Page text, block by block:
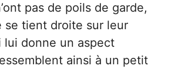
pas de poils de garde,
se tient droite sur leur
lui donne un aspect
ainsi à un petit